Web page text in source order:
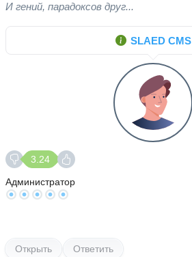
И гений, парадоксов друг...
SLAED CMS
3.24
Администратор
Открыть Ответить